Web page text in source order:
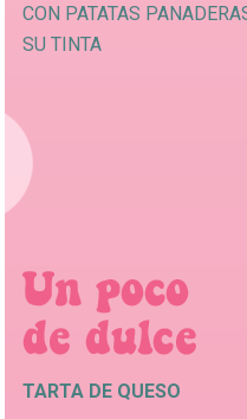
CON PATATAS
SU TINTA
TARTA DE QUESO